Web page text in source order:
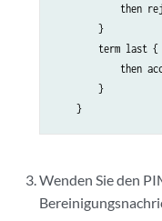
then
        }
        term last {
then
        }
Wenden Sie den